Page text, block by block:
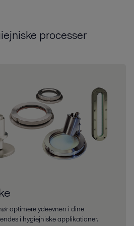
processer
optimere ydeevnen i dine
i hygiejniske applikationer.